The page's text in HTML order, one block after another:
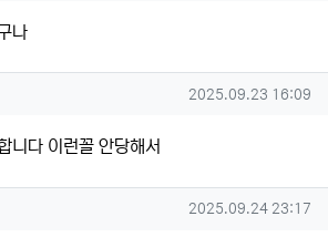
나
글 작성일
2025.09.23 16:09
니다 이런꼴 안당해서
댓글 작성일
2025.09.24 23:17